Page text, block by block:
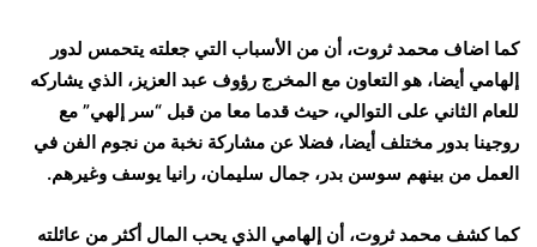
كما اضاف محمد ثروت، أن من الأسباب التي جعلته يتحمس لدور
إلهامي أيضا، هو التعاون مع المخرج رؤوف عبد العزيز، الذي يشاركه
للعام الثاني على التوالي، حيث قدما معا من قبل “سر إلهي” مع
روجينا بدور مختلف أيضا، فضلا عن مشاركة نخبة من نجوم الفن في
العمل من بينهم سوسن بدر، جمال سليمان، رانيا يوسف وغيرهم.
كما كشف محمد ثروت، أن إلهامي الذي يحب المال أكثر من عائلته